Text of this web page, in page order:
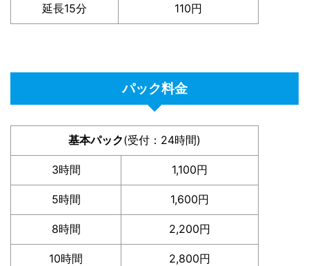
延長15分 110円
パック料金
基本パック(受付：24時間)
3時間 1,100円
5時間 1,600円
8時間 2,200円
10時間 2,800円